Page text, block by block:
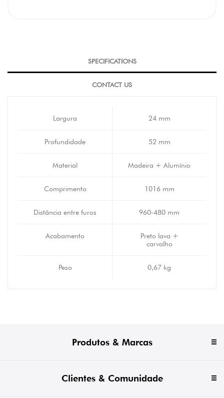
SPECIFICATIONS
CONTACT US
Largura 24 mm
Profundidade 52 mm
Material Madeira + Alumínio
Comprimento 1016 mm
Distância entre furos 960-480 mm
Acabamento
Preto lava +
carvalho
Peso 0,67 kg
Produtos & Marcas
Clientes & Comunidade